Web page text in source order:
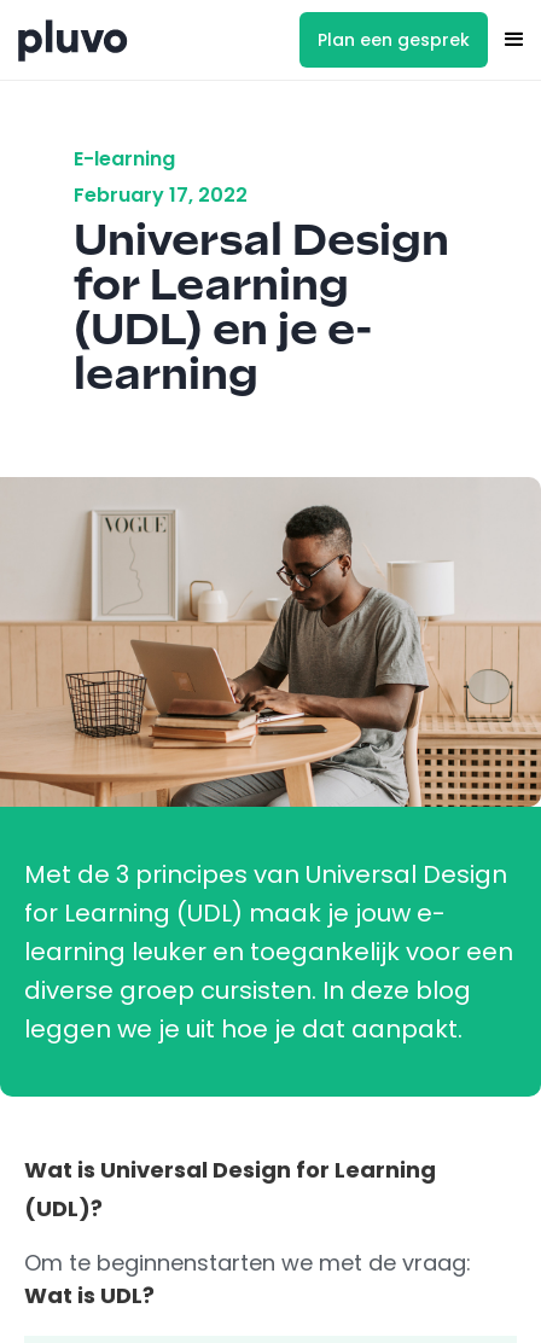
Plan een gesprek
E-learning
February 17, 2022
Universal Design
for Learning
(UDL) en je e-
learning
Met de 3 principes van Universal Design
for Learning (UDL) maak je jouw e-
learning leuker en toegankelijk voor een
diverse groep cursisten. In deze blog
leggen we je uit hoe je dat aanpakt.
Wat is Universal Design for Learning
(UDL)?
Om te beginnenstarten we met de vraag:
Wat is UDL?